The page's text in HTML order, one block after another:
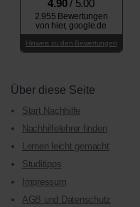
4.90/ 5.00
2.955 Bewertungen
von hier, google.de
Hinweis zu den Bewertungen
Über diese Seite
Start Nachhilfe
Nachhilfelehrer finden
Lernen leicht gemacht
Studitipps
Impressum
AGB und Datenschutz